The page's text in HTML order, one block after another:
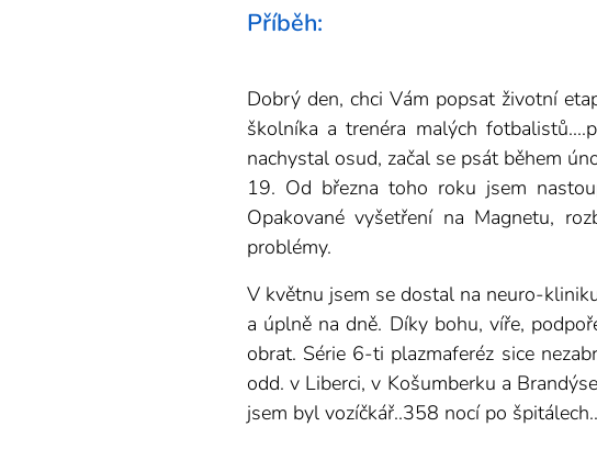
Příběh:
Dobrý den, chci Vám popsat životní
školníka a trenéra malých
nachystal osud, začal se psát během
19. Od března toho roku jsem
Opakované vyšetření na Magnetu,
problémy.
V květnu jsem se dostal na neuro-
a úplně na dně. Díky bohu, víře,
obrat. Série 6-ti plazmaferéz sice
odd. v Liberci, v Košumberku a
jsem byl vozíčkář..358 nocí po